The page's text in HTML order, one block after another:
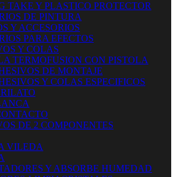
TAKE Y PLASTICO PROTECTOR
DE PINTURA
Y ACCESORIOS
PARA EFECTOS
Y COLAS
TERMOFUSION CON PISTOLA
DE MONTAJE
Y COLAS ESPECIFICOS
DE 2 COMPONENTES
VILEDA
Y ABSORBE HUMEDAD